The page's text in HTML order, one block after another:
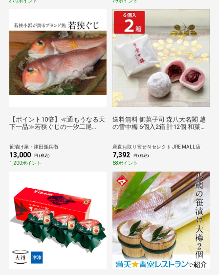
【ポイント10倍】≪通もうなる天
下一品≫若狭ぐじの一汐二尾
暮】
笹漬け屋・津田孫兵衛
13,000 円 (税込)
1,200ポイント
送料無料 御菓子司 森八大名閣 越
の雪中梅 6個入2箱 計12個 和菓子
産直お取り寄せＮセレクト JRE MALL店
7,392 円 (税込)
68ポイント